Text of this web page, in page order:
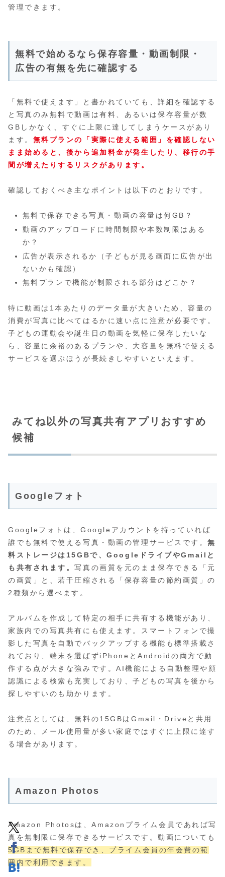
管理できます。
無料で始めるなら保存容量・動画制限・
広告の有無を先に確認する
「無料で使えます」と書かれていても、詳細を確認する
と写真のみ無料で動画は有料、あるいは保存容量が数
GBしかなく、すぐに上限に達してしまうケースがあり
ます。 無料プランの「実際に使える範囲」を確認しない
まま始めると、後から追加料金が発生したり、移行の手
間が増えたりするリスクがあります。
確認しておくべき主なポイントは以下のとおりです。
無料で保存できる写真・動画の容量は何GB？
動画のアップロードに時間制限や本数制限はある
か？
広告が表示されるか（子どもが見る画面に広告が出
ないかも確認）
無料プランで機能が制限される部分はどこか？
特に動画は1本あたりのデータ量が大きいため、容量の
消費が写真に比べてはるかに速い点に注意が必要です。
子どもの運動会や誕生日の動画を気軽に保存したいな
ら、容量に余裕のあるプランや、大容量を無料で使える
サービスを選ぶほうが長続きしやすいといえます。
みてね以外の写真共有アプリおすすめ
候補
Googleフォト
Googleフォトは、Googleアカウントを持っていれば
誰でも無料で使える写真・動画の管理サービスです。無
料ストレージは15GBで、GoogleドライブやGmailと
も共有されます。写真の画質を元のまま保存できる「元
の画質」と、若干圧縮される「保存容量の節約画質」の
2種類から選べます。
アルバムを作成して特定の相手に共有する機能があり、
家族内での写真共有にも使えます。スマートフォンで撮
影した写真を自動でバックアップする機能も標準搭載さ
れており、端末を選ばずiPhoneとAndroidの両方で動
作する点が大きな強みです。AI機能による自動整理や顔
認識による検索も充実しており、子どもの写真を後から
探しやすいのも助かります。
注意点としては、無料の15GBはGmail・Driveと共用
のため、メール使用量が多い家庭ではすぐに上限に達す
る場合があります。
Amazon Photos
Amazon Photosは、Amazonプライム会員であれば写
真を無制限に保存できるサービスです。動画についても
5GBまで無料で保存でき、プライム会員の年会費の範
囲内で利用できます。